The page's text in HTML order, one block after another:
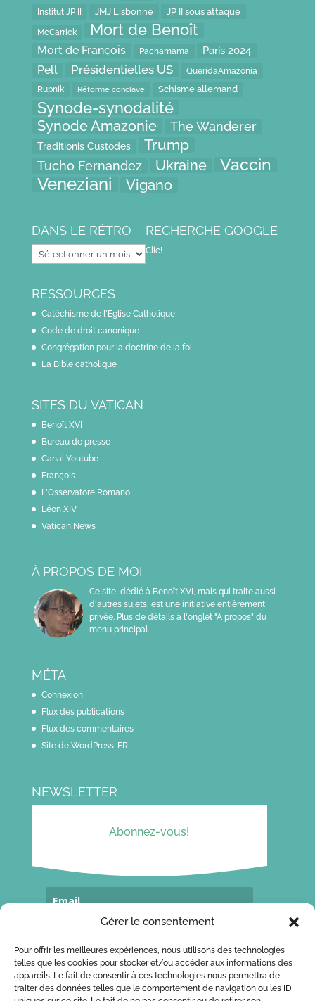
Gérer le consentement
Pour offrir les meilleures expériences, nous utilisons des technologies
telles que les cookies pour stocker et/ou accéder aux informations des
appareils. Le fait de consentir à ces technologies nous permettra de
traiter des données telles que le comportement de navigation ou les ID
Institut JP II JMJ Lisbonne JP II sous attaque
McCarrick Mort de Benoît
Mort de François Pachamama Paris 2024
Pell Présidentielles US QueridaAmazonia
Rupnik Réforme conclave Schisme allemand
Synode-synodalité
Synode Amazonie The Wanderer
Traditionis Custodes Trump
Tucho Fernandez Ukraine Vaccin
Veneziani Vigano
DANS LE RÉTRO
Dans
le
RECHERCHE GOOGLE
Clic!
RESSOURCES
Catéchisme de l'Eglise Catholique
Code de droit canonique
Congrégation pour la doctrine de la foi
La Bible catholique
SITES DU VATICAN
Benoît XVI
Bureau de presse
Canal Youtube
François
L'Osservatore Romano
Léon XIV
Vatican News
À PROPOS DE MOI
Ce site, dédié à Benoît XVI, mais qui traite aussi
d'autres sujets, est une initiative entièrement
privée. Plus de détails à l'onglet "A propos" du
menu principal.
MÉTA
Connexion
Flux des publications
Flux des commentaires
Site de WordPress-FR
NEWSLETTER
Abonnez-vous!